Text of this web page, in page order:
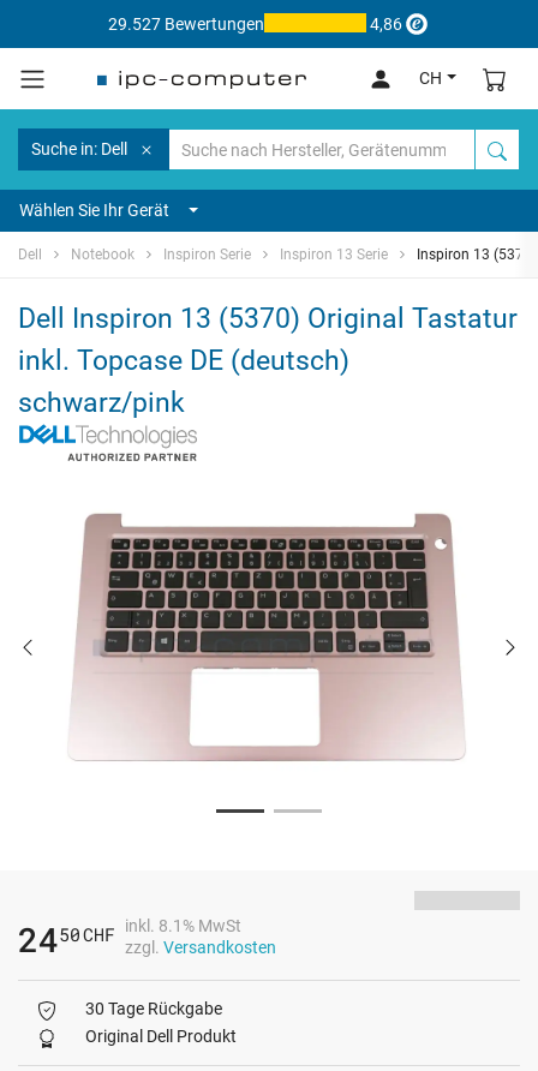
29.527 Bewertungen 4,86
CH
Suche in: Dell
Wählen Sie Ihr Gerät
Dell Notebook Inspiron Serie Inspiron 13 Serie Inspiron 13 (5370)
Dell Inspiron 13 (5370) Original Tastatur
inkl. Topcase DE (deutsch)
schwarz/pink
2450CHF
inkl. 8.1% MwSt
zzgl. Versandkosten
30 Tage Rückgabe
Original Dell Produkt